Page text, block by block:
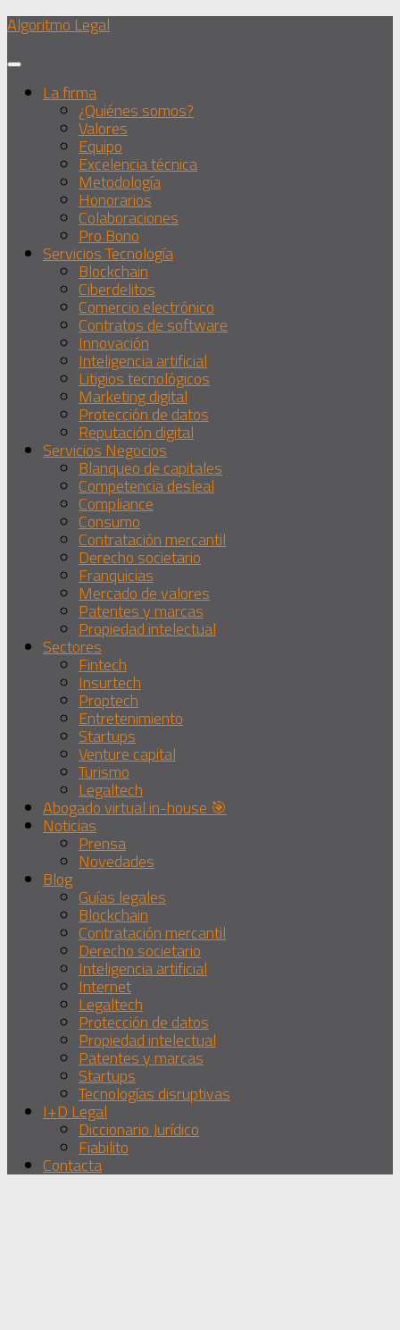
Debajo
del
contenido
Algoritmo Legal
La firma
¿Quiénes somos?
Valores
Equipo
Excelencia técnica
Metodología
Honorarios
Colaboraciones
Pro Bono
Servicios Tecnología
Blockchain
Ciberdelitos
Comercio electrónico
Contratos de software
Innovación
Inteligencia artificial
Litigios tecnológicos
Marketing digital
Protección de datos
Reputación digital
Servicios Negocios
Blanqueo de capitales
Competencia desleal
Compliance
Consumo
Contratación mercantil
Derecho societario
Franquicias
Mercado de valores
Patentes y marcas
Propiedad intelectual
Sectores
Fintech
Insurtech
Proptech
Entretenimiento
Startups
Venture capital
Turismo
Legaltech
Abogado virtual in-house 🎯
Noticias
Prensa
Novedades
Blog
Guías legales
Blockchain
Contratación mercantil
Derecho societario
Inteligencia artificial
Internet
Legaltech
Protección de datos
Propiedad intelectual
Patentes y marcas
Startups
Tecnologías disruptivas
I+D Legal
Diccionario Jurídico
Fiabilito
Contacta